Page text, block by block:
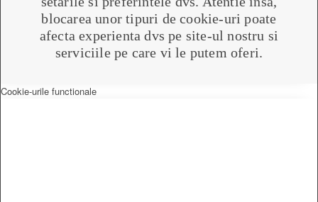
blocarea unor tipuri de cookie-uri poate
afecta experienta dvs pe site-ul nostru si
serviciile pe care vi le putem oferi.
Cookie-urile functionale